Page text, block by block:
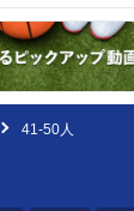
41-50人